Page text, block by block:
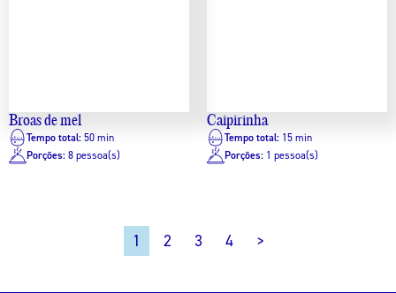
Broas de mel
Tempo total: 50 min
Porções: 8 pessoa(s)
Caipirinha
Tempo total: 15 min
Porções: 1 pessoa(s)
1 2 3 4 >